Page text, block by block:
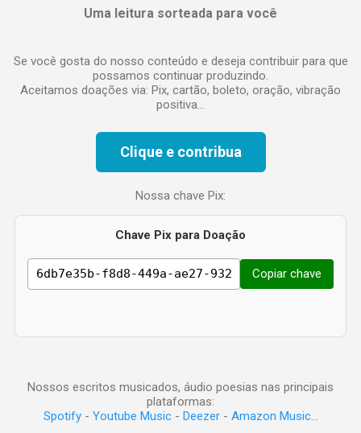
Uma leitura sorteada para você
Se você gosta do nosso conteúdo e deseja contribuir para que
possamos continuar produzindo.
Aceitamos doações via: Pix, cartão, boleto, oração, vibração
positiva...
Clique e contribua
Nossa chave Pix:
Chave Pix para Doação
Copiar chave
Nossos escritos musicados, áudio poesias nas principais
plataformas:
Spotify- Youtube Music- Deezer- Amazon Music...